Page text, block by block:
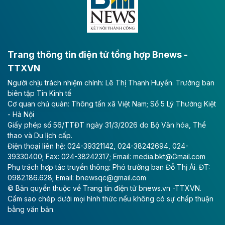
Long Thành
Tổng công ty Cảng hàng không Việt Nam - CTCP
(ACV) vừa lập kỷ lục mới về lợi nhuận trong quý
II/2026.
Theo baodautu.vn
Vinaconex lập đỉnh doanh thu
Tổng CTCP Xuất nhập khẩu và Xây dựng Việt Nam
(Vinaconex) đã khép lại nửa đầu năm với doanh thu
thuần gần 7.268 tỷ đồng, tăng 4% so với cùng kỳ và
cũng là mức cao nhất lịch sử hoạt động của doanh
nghiệp.
Trang thông tin điện tử tổng hợp Bnews -
TTXVN
Người chịu trách nhiệm chính: Lê Thị Thanh Huyền. Trưởng ban
biên tập Tin Kinh tế
Cơ quan chủ quản: Thông tấn xã Việt Nam; Số 5 Lý Thường Kiệt
- Hà Nội
Giấy phép số 56/TTĐT ngày 31/3/2026 do Bộ Văn hóa, Thể
thao và Du lịch cấp.
Điện thoại liên hệ: 024-39321142, 024-38242694, 024-
39330400; Fax: 024-38242317; Email: media.bkt@Gmail.com
Phụ trách hợp tác truyền thông: Phó trưởng ban Đỗ Thị Ái. ĐT:
0982.186.628; Email: bnewsqc@gmail.com
© Bản quyền thuộc về Trang tin điện tử bnews.vn -TTXVN.
Cấm sao chép dưới mọi hình thức nếu không có sự chấp thuận
bằng văn bản.